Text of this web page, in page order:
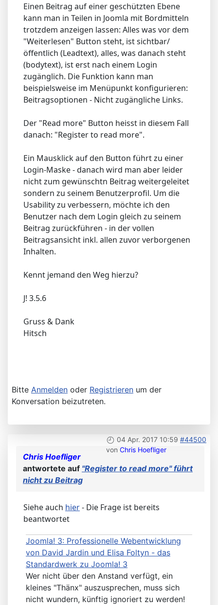
Einen Beitrag auf einer geschützten Ebene
kann man in Teilen in Joomla mit Bordmitteln
trotzdem anzeigen lassen: Alles was vor dem
"Weiterlesen" Button steht, ist sichtbar/
öffentlich (Leadtext), alles, was danach steht
(bodytext), ist erst nach einem Login
zugänglich. Die Funktion kann man
beispielsweise im Menüpunkt konfigurieren:
Beitragsoptionen - Nicht zugängliche Links.
Der "Read more" Button heisst in diesem Fall
danach: "Register to read more".
Ein Mausklick auf den Button führt zu einer
Login-Maske - danach wird man aber leider
nicht zum gewünschtn Beitrag weitergeleitet
sondern zu seinem Benutzerprofil. Um die
Usability zu verbessern, möchte ich den
Benutzer nach dem Login gleich zu seinem
Beitrag zurückführen - in der vollen
Beitragsansicht inkl. allen zuvor verborgenen
Inhalten.
Kennt jemand den Weg hierzu?
J! 3.5.6
Gruss & Dank
Hitsch
Bitte Anmelden oder Registrieren um der
Konversation beizutreten.
04 Apr. 2017 10:59 #44500
von Chris Hoefliger
Chris Hoefliger
antwortete auf "Register to read more" führt
nicht zu Beitrag
Siehe auch hier- Die Frage ist bereits
beantwortet
Joomla! 3: Professionelle Webentwicklung
von David Jardin und Elisa Foltyn - das
Standardwerk zu Joomla! 3
Wer nicht über den Anstand verfügt, ein
kleines "Thänx" auszusprechen, muss sich
nicht wundern, künftig ignoriert zu werden!